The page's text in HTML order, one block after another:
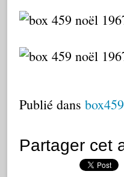
Publié dans box459
Partager cet